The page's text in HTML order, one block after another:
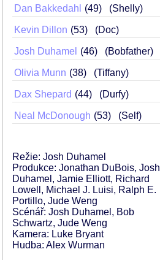
Dan Bakkedahl 49 (Shelly)
Kevin Dillon 53 (Doc)
Josh Duhamel 46 (Bobfather)
Olivia Munn 38 (Tiffany)
Dax Shepard 44 (Durfy)
Neal McDonough 53 (Self)
Režie: Josh Duhamel
Produkce: Jonathan DuBois, Josh
Duhamel, Jamie Elliott, Richard
Lowell, Michael J. Luisi, Ralph E.
Portillo, Jude Weng
Scénář: Josh Duhamel, Bob
Schwartz, Jude Weng
Kamera: Luke Bryant
Hudba: Alex Wurman